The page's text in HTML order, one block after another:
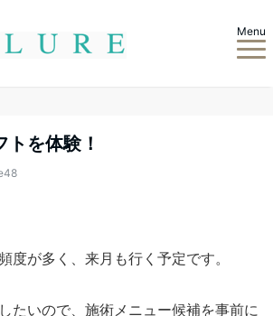
Menu
を体験！
度が多く、来月も行く予定です。
たいので、施術メニュー候補を事前に